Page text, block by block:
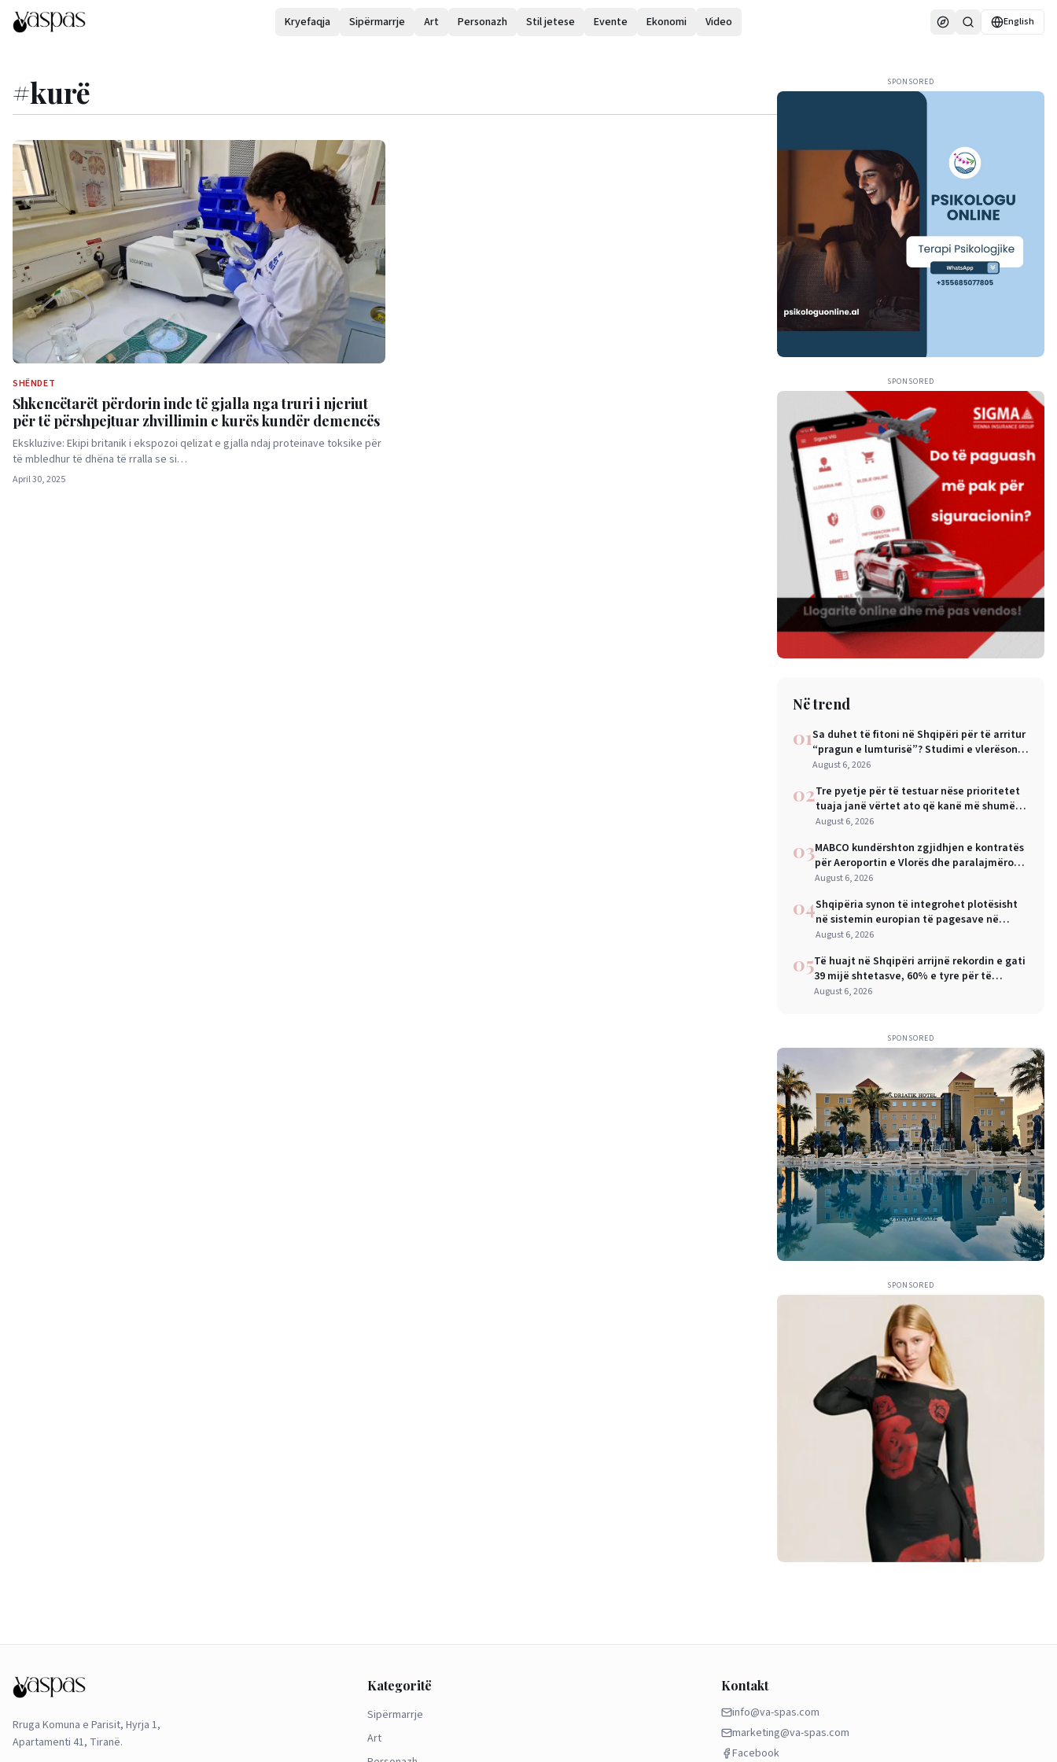
Kryefaqja Sipërmarrje Art Personazh Stil jetese Evente Ekonomi Video English
#kurë
SHËNDET
Shkencëtarët përdorin inde të gjalla nga truri i njeriut
për të përshpejtuar zhvillimin e kurës kundër demencës
Ekskluzive: Ekipi britanik i ekspozoi qelizat e gjalla ndaj proteinave toksike për
të mbledhur të dhëna të rralla se si…
April 30, 2025
SPONSORED
SPONSORED
Në trend
01Sa duhet të fitoni në Shqipëri për të arritur
“pragun e lumturisë”? Studimi e vlerëson
në 28 mijë dollarë në vit
August 6, 2026
02Tre pyetje për të testuar nëse prioritetet
tuaja janë vërtet ato që kanë më shumë
rëndësi
August 6, 2026
03MABCO kundërshton zgjidhjen e kontratës
për Aeroportin e Vlorës dhe paralajmëron
arbitrazh ndërkombëtar
August 6, 2026
04Shqipëria synon të integrohet plotësisht
në sistemin europian të pagesave në
nëntor, Sejko: Kursime të mëdha për
August 6, 2026
05Të huajt në Shqipëri arrijnë rekordin e gati
39 mijë shtetasve, 60% e tyre për të
punuar
August 6, 2026
SPONSORED
SPONSORED
Rruga Komuna e Parisit, Hyrja 1,
Apartamenti 41, Tiranë.
Kategoritë
Sipërmarrje
Art
Kontakt
info@va-spas.com
marketing@va-spas.com
Facebook